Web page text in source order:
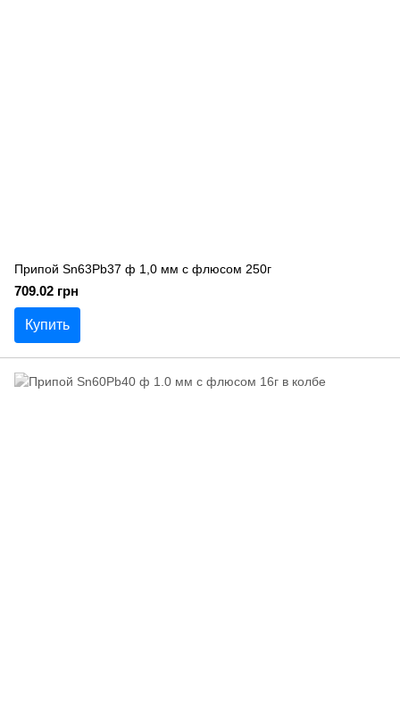
Припой Sn63Pb37 ф 1,0 мм с флюсом 250г
709.02 грн
Купить